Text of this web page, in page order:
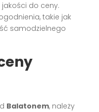
do ceny.
takie jak
samodzielnego
Balatonem, należy